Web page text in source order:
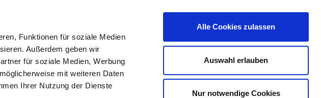
Funktionen für soziale Medien
Außerdem geben wir
für soziale Medien, Werbung
mit weiteren Daten
Ihrer Nutzung der Dienste
Alle Cookies zulassen
Auswahl erlauben
Nur notwendige Cookies
DAS DKV STELLENBÖRSE KONTAKT IHRE MEINUNG